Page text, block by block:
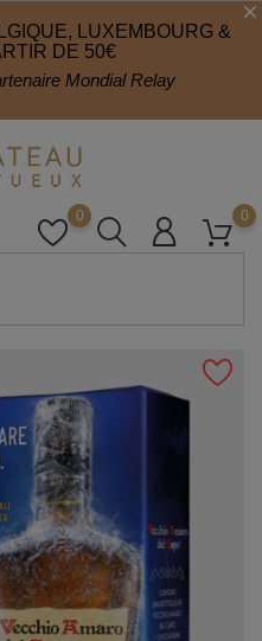
LUXEMBOURG &
DE 50€
Mondial Relay
0
0